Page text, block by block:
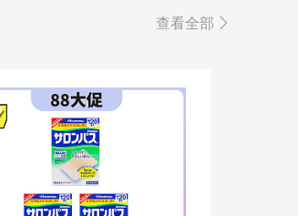
查看全部